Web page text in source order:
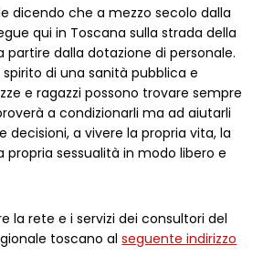
dicendo che a mezzo secolo dalla
qui in Toscana sulla strada della
partire dalla dotazione di personale.
di una sanità pubblica e
e ragazzi possono trovare sempre
a condizionarli ma ad aiutarli
decisioni, a vivere la propria vita, la
sessualità in modo libero e
la rete e i servizi dei consultori del
toscano alseguente indirizzo